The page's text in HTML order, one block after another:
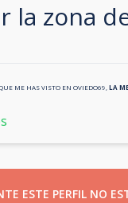
la zona
ME HAS VISTO EN OVIEDO69 LA
ESTE PERFIL NO